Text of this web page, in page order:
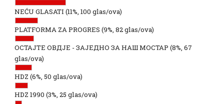
NEĆU GLASATI (11%, 100 glas/ova)
PLATFORMA ZA PROGRES (9%, 82 glas/ova)
ОСТАЈТЕ ОВДЈЕ - ЗАЈЕДНО ЗА НАШ МОСТАР (8%, 67
glas/ova)
HDZ (6%, 50 glas/ova)
HDZ 1990 (3%, 25 glas/ova)